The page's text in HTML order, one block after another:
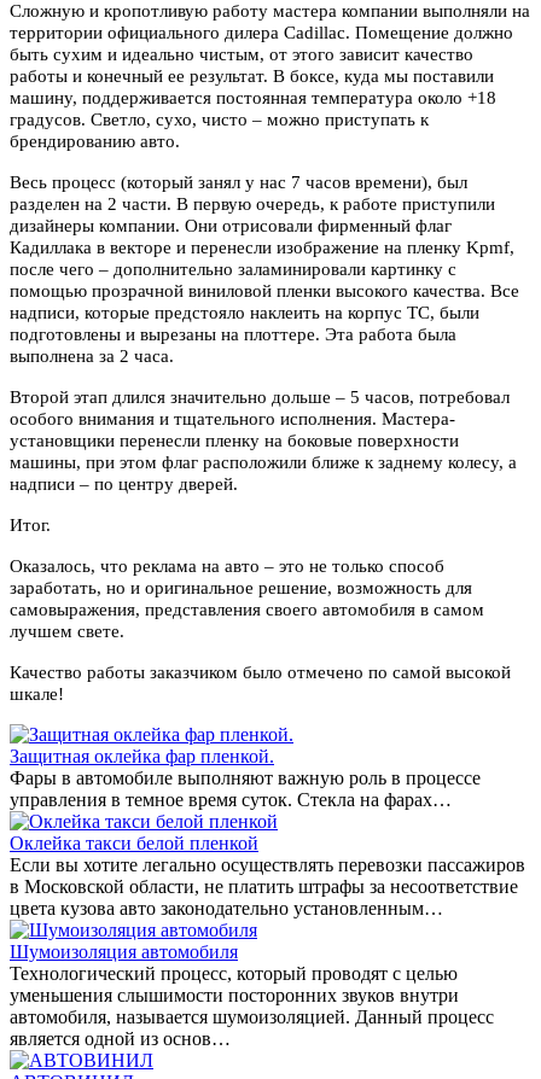
Сложную и кропотливую работу мастера компании выполняли на
территории официального дилера Cadillac. Помещение должно
быть сухим и идеально чистым, от этого зависит качество
работы и конечный ее результат. В боксе, куда мы поставили
машину, поддерживается постоянная температура около +18
градусов. Светло, сухо, чисто – можно приступать к
брендированию авто.
Весь процесс (который занял у нас 7 часов времени), был
разделен на 2 части. В первую очередь, к работе приступили
дизайнеры компании. Они отрисовали фирменный флаг
Кадиллака в векторе и перенесли изображение на пленку Kpmf,
после чего – дополнительно заламинировали картинку с
помощью прозрачной виниловой пленки высокого качества. Все
надписи, которые предстояло наклеить на корпус ТС, были
подготовлены и вырезаны на плоттере. Эта работа была
выполнена за 2 часа.
Второй этап длился значительно дольше – 5 часов, потребовал
особого внимания и тщательного исполнения. Мастера-
установщики перенесли пленку на боковые поверхности
машины, при этом флаг расположили ближе к заднему колесу, а
надписи – по центру дверей.
Итог.
Оказалось, что реклама на авто – это не только способ
заработать, но и оригинальное решение, возможность для
самовыражения, представления своего автомобиля в самом
лучшем свете.
Качество работы заказчиком было отмечено по самой высокой
шкале!
Защитная оклейка фар пленкой.
Фары в автомобиле выполняют важную роль в процессе
управления в темное время суток. Стекла на фарах…
Оклейка такси белой пленкой
Если вы хотите легально осуществлять перевозки пассажиров
в Московской области, не платить штрафы за несоответствие
цвета кузова авто законодательно установленным…
Шумоизоляция автомобиля
Технологический процесс, который проводят с целью
уменьшения слышимости посторонних звуков внутри
автомобиля, называется шумоизоляцией. Данный процесс
является одной из основ…